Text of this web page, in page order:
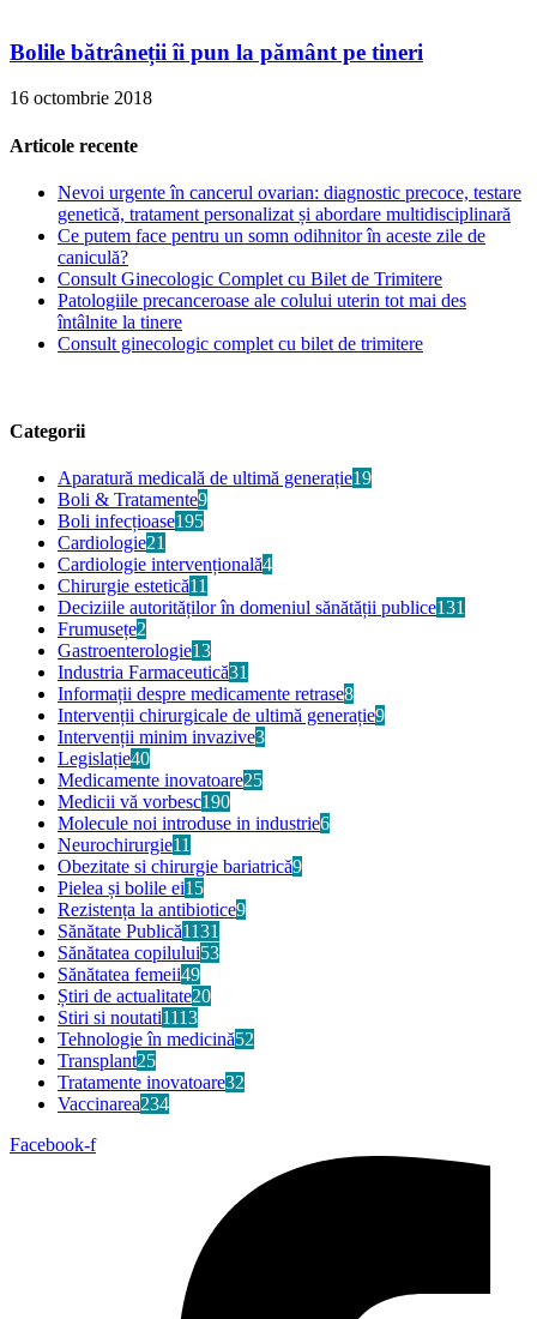
Bolile bătrâneții îi pun la pământ pe tineri
16 octombrie 2018
Articole recente
Nevoi urgente în cancerul ovarian: diagnostic precoce, testare
genetică, tratament personalizat și abordare multidisciplinară
Ce putem face pentru un somn odihnitor în aceste zile de
caniculă?
Consult Ginecologic Complet cu Bilet de Trimitere
Patologiile precanceroase ale colului uterin tot mai des
întâlnite la tinere
Consult ginecologic complet cu bilet de trimitere
Categorii
Aparatură medicală de ultimă generație19
Boli & Tratamente9
Boli infecțioase195
Cardiologie21
Cardiologie intervențională4
Chirurgie estetică11
Deciziile autorităților în domeniul sănătății publice131
Frumusețe2
Gastroenterologie13
Industria Farmaceutică31
Informații despre medicamente retrase8
Intervenții chirurgicale de ultimă generație9
Intervenții minim invazive3
Legislație40
Medicamente inovatoare25
Medicii vă vorbesc190
Molecule noi introduse in industrie6
Neurochirurgie11
Obezitate si chirurgie bariatrică9
Pielea și bolile ei15
Rezistența la antibiotice9
Sănătate Publică1131
Sănătatea copilului53
Sănătatea femeii49
Știri de actualitate20
Stiri si noutati1113
Tehnologie în medicină52
Transplant25
Tratamente inovatoare32
Vaccinarea234
Facebook-f